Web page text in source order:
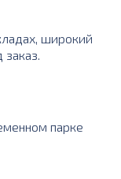
широкий
заказ.
парке